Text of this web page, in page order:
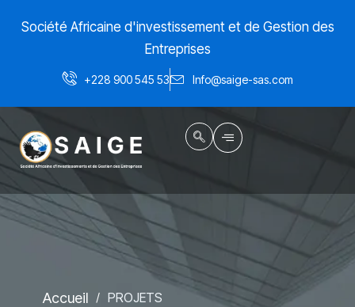
Société Africaine d'investissement et de Gestion des
Entreprises
+228 900 545 53 Info@saige-sas.com
Accueil / PROJETS